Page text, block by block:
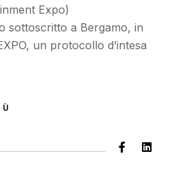
Expo)
sottoscritto a Bergamo, in
un protocollo d’intesa